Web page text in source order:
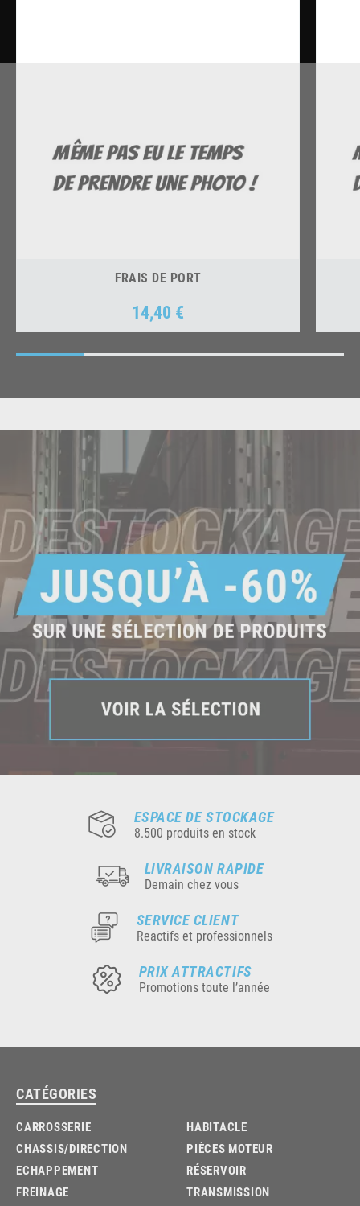
FRAIS DE PORT
Prix
14,40 €
ESPACE DE STOCKAGE
8.500 produits en stock
LIVRAISON RAPIDE
Demain chez vous
SERVICE CLIENT
Reactifs et professionnels
PRIX ATTRACTIFS
Promotions toute l’année
CATÉGORIES
CARROSSERIE
CHASSIS/DIRECTION
ECHAPPEMENT
FREINAGE
HABITACLE
PIÈCES MOTEUR
RÉSERVOIR
TRANSMISSION